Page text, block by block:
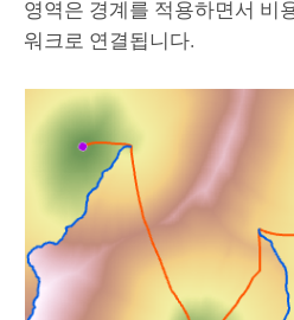
영역은 경계를 적용하면서 비
워크로 연결됩니다.